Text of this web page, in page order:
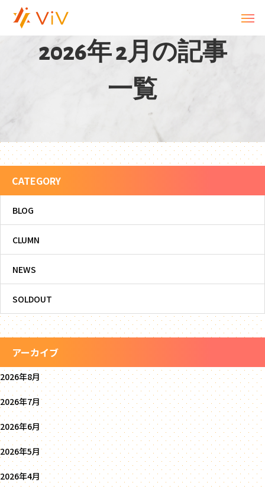
2026年2月 の記事
一覧
CATEGORY
BLOG
CLUMN
NEWS
SOLDOUT
アーカイブ
2026年8月
2026年7月
2026年6月
2026年5月
2026年4月